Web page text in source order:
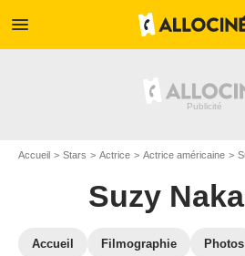
menu
Accueil Stars Actrice Actrice américaine
Suzy
Accueil Filmographie Photos